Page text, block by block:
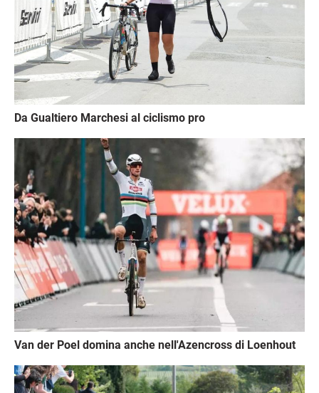
Da Gualtiero Marchesi al ciclismo pro
Van der Poel domina anche nell'Azencross di Loenhout
Immagine